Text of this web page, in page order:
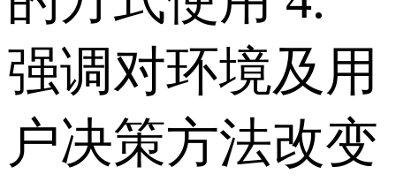
强调对环境及用
户决策方法改变